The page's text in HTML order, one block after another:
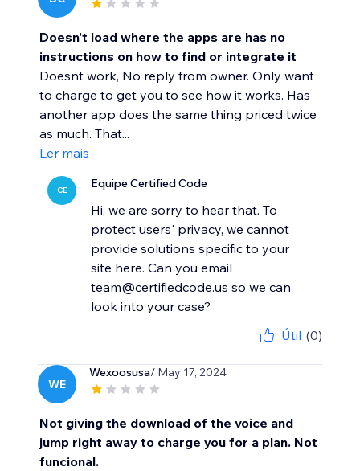
Doesn't load where the apps are has no
instructions on how to find or integrate it
Doesnt work, No reply from owner. Only want
to charge to get you to see how it works. Has
another app does the same thing priced twice
as much. That...
Ler mais
CE Equipe Certified Code
Hi, we are sorry to hear that. To
protect users' privacy, we cannot
provide solutions specific to your
site here. Can you email
team@certifiedcode.us so we can
look into your case?
Útil (0)
WE
Wexoosusa/ May 17, 2024
Not giving the download of the voice and
jump right away to charge you for a plan. Not
funcional.